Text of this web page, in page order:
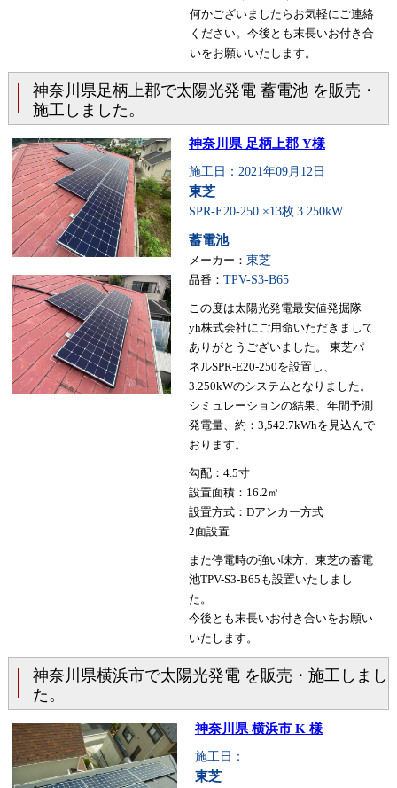
何かございましたらお気軽にご連絡
ください。今後とも末長いお付き合
いをお願いいたします。
神奈川県足柄上郡で太陽光発電 蓄電池 を販売・
施工しました。
神奈川県 足柄上郡 Y様
施工日：2021年09月12日
東芝
SPR-E20-250 ×13枚 3.250kW
蓄電池
メーカー： 東芝
品番： TPV-S3-B65
この度は太陽光発電最安値発掘隊
yh株式会社にご用命いただきまして
ありがとうございました。 東芝パ
ネルSPR-E20-250を設置し、
3.250kWのシステムとなりました。
シミュレーションの結果、年間予測
発電量、約：3,542.7kWhを見込んで
おります。
勾配：4.5寸
設置面積：16.2㎡
設置方式：Dアンカー方式
2面設置
また停電時の強い味方、東芝の蓄電
池TPV-S3-B65も設置いたしまし
た。
今後とも末長いお付き合いをお願い
いたします。
神奈川県横浜市で太陽光発電 を販売・施工しまし
た。
神奈川県 横浜市 K 様
施工日：
東芝